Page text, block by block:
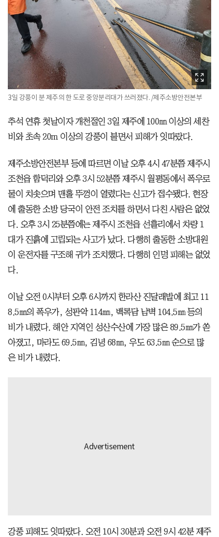
3일 강풍이 분 제주의 한 도로 중앙분리대가 쓰러졌다. /제주소방안전본부
추석 연휴 첫날이자 개천절인 3일 제주에 100㎜ 이상의 세찬
비와 초속 20m 이상의 강풍이 불면서 피해가 잇따랐다.
제주소방안전본부 등에 따르면 이날 오후 4시 47분쯤 제주시
조천읍 함덕리와 오후 3시 52분쯤 제주시 월평동에서 폭우로
물이 치솟으며 맨홀 뚜껑이 열렸다는 신고가 접수됐다. 현장
에 출동한 소방 당국이 안전 조치를 하면서 다친 사람은 없었
다. 오후 3시 25분쯤에는 제주시 조천읍 선흘리에서 차량 1
대가 진흙에 고립되는 사고가 났다. 다행히 출동한 소방대원
이 운전자를 구조해 귀가 조치했다. 다행히 인명 피해는 없었
다.
이날 오전 0시부터 오후 6시까지 한라산 진달래밭에 최고 11
8.5㎜의 폭우가, 성판악 114㎜, 백록담 남벽 104.5㎜ 등의
비가 내렸다. 해안 지역인 성산수산에 가장 많은 89.5㎜가 쏟
아졌고, 마라도 69.5㎜, 김녕 68㎜, 우도 63.5㎜ 순으로 많
은 비가 내렸다.
강풍 피해도 잇따랐다. 오전 10시 30분과 오전 9시 42분 제주